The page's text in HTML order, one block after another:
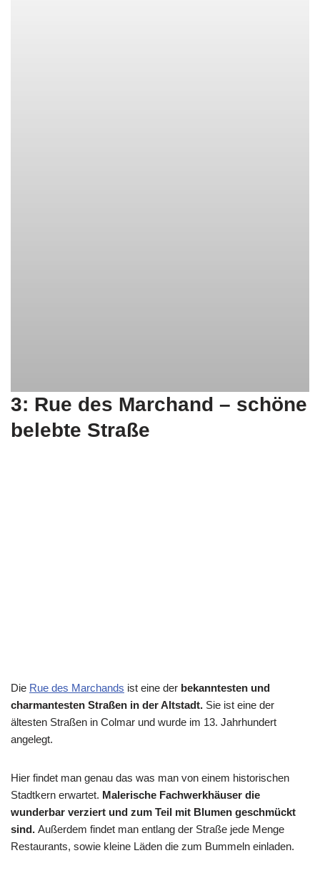
3: Rue des Marchand – schöne
belebte Straße
Die Rue des Marchands ist eine der bekanntesten und
charmantesten Straßen in der Altstadt. Sie ist eine der
ältesten Straßen in Colmar und wurde im 13. Jahrhundert
angelegt.
Hier findet man genau das was man von einem historischen
Stadtkern erwartet. Malerische Fachwerkhäuser die
wunderbar verziert und zum Teil mit Blumen geschmückt
sind. Außerdem findet man entlang der Straße jede Menge
Restaurants, sowie kleine Läden die zum Bummeln einladen.